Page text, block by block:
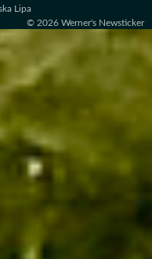
Lipa
© 2026 Werner's Newsticker